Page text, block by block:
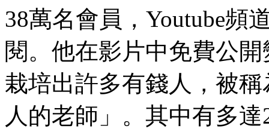
38萬名會員，Youtube頻
閱。他在影片中免費公
栽培出許多有錢人，被
人的老師」。其中有多